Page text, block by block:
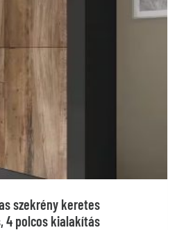
szekrény keretes
4 polcos kialakítás